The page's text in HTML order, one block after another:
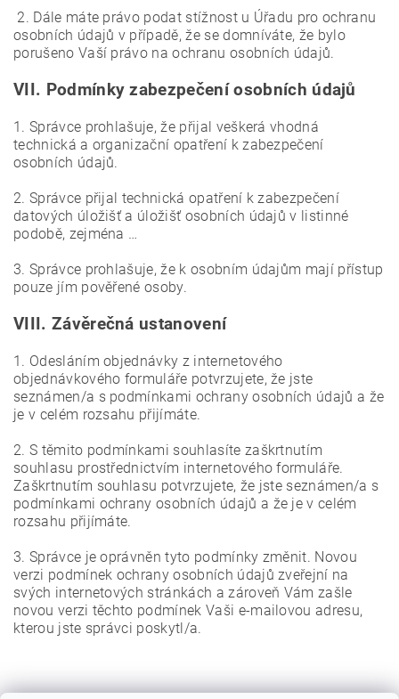
2. Dále máte právo podat stížnost u Úřadu pro ochranu
osobních údajů v případě, že se domníváte, že bylo
porušeno Vaší právo na ochranu osobních údajů.
VII. Podmínky zabezpečení osobních údajů
1. Správce prohlašuje, že přijal veškerá vhodná
technická a organizační opatření k zabezpečení
osobních údajů.
2. Správce přijal technická opatření k zabezpečení
datových úložišť a úložišť osobních údajů v listinné
podobě, zejména …
3. Správce prohlašuje, že k osobním údajům mají přístup
pouze jím pověřené osoby.
VIII. Závěrečná ustanovení
1. Odesláním objednávky z internetového
objednávkového formuláře potvrzujete, že jste
seznámen/a s podmínkami ochrany osobních údajů a že
je v celém rozsahu přijímáte.
2. S těmito podmínkami souhlasíte zaškrtnutím
souhlasu prostřednictvím internetového formuláře.
Zaškrtnutím souhlasu potvrzujete, že jste seznámen/a s
podmínkami ochrany osobních údajů a že je v celém
rozsahu přijímáte.
3. Správce je oprávněn tyto podmínky změnit. Novou
verzi podmínek ochrany osobních údajů zveřejní na
svých internetových stránkách a zároveň Vám zašle
novou verzi těchto podmínek Vaši e-mailovou adresu,
kterou jste správci poskytl/a.